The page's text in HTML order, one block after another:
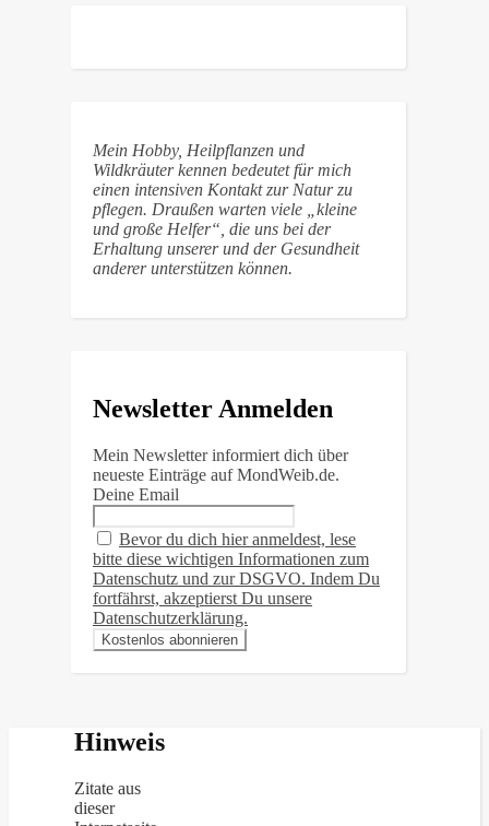
Mein Hobby, Heilpflanzen und
Wildkräuter kennen bedeutet für mich
einen intensiven Kontakt zur Natur zu
pflegen. Draußen warten viele „kleine
und große Helfer“, die uns bei der
Erhaltung unserer und der Gesundheit
anderer unterstützen können.
Newsletter Anmelden
Mein Newsletter informiert dich über
neueste Einträge auf MondWeib.de.
Deine Email
Bevor du dich hier anmeldest, lese
bitte diese wichtigen Informationen zum
Datenschutz und zur DSGVO. Indem Du
fortfährst, akzeptierst Du unsere
Datenschutzerklärung.
Hinweis
Zitate aus
dieser